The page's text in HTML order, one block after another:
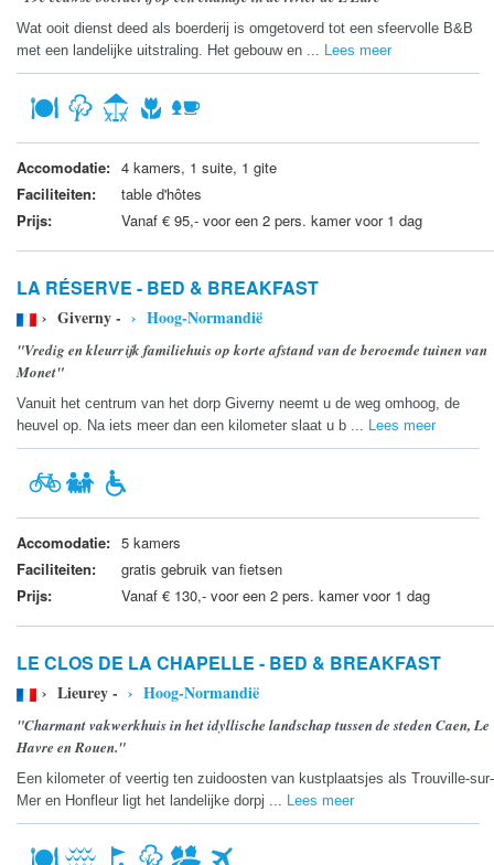
Wat ooit dienst deed als boerderij is omgetoverd tot een sfeervolle B&B
met een landelijke uitstraling. Het gebouw en ... Lees meer
Accomodatie: 4 kamers, 1 suite, 1 gite
Faciliteiten:
table d'hôtes
Prijs:
Vanaf € 95,- voor een 2 pers. kamer voor 1 dag
LA RÉSERVE - BED & BREAKFAST
› Giverny - › Hoog-Normandië
"Vredig en kleurrijk familiehuis op korte afstand van de beroemde tuinen van
Monet"
Vanuit het centrum van het dorp Giverny neemt u de weg omhoog, de
heuvel op. Na iets meer dan een kilometer slaat u b ... Lees meer
Accomodatie: 5 kamers
Faciliteiten:
gratis gebruik van fietsen
Prijs:
Vanaf € 130,- voor een 2 pers. kamer voor 1 dag
LE CLOS DE LA CHAPELLE - BED & BREAKFAST
› Lieurey - › Hoog-Normandië
"Charmant vakwerkhuis in het idyllische landschap tussen de steden Caen, Le
Havre en Rouen."
Een kilometer of veertig ten zuidoosten van kustplaatsjes als Trouville-sur-
Mer en Honfleur ligt het landelijke dorpj ... Lees meer